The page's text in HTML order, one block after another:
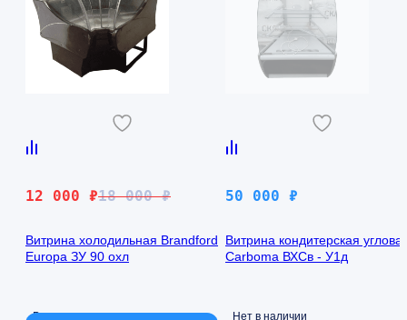
18 000₽
Первоначальная
составляла
18
12 000 ₽
Текущая
12
000 ₽.
Витрина холодильная Brandford
Europa ЗУ 90 охл
В наличии
50 000 ₽
Витрина кондитерская
Carboma ВХСв - У1д
Нет в наличии